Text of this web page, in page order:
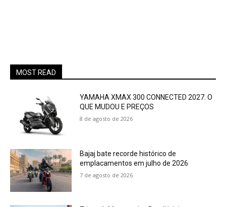
MOST READ
YAMAHA XMAX 300 CONNECTED 2027: O
QUE MUDOU E PREÇOS
8 de agosto de 2026
Bajaj bate recorde histórico de
emplacamentos em julho de 2026
7 de agosto de 2026